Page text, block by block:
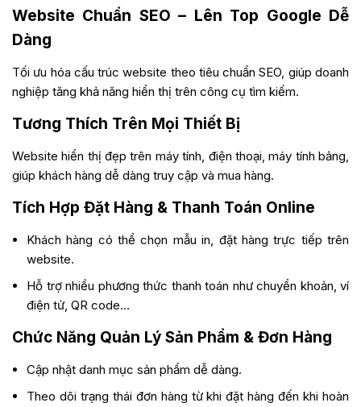
Website Chuẩn SEO – Lên Top Google Dễ
Dàng
Tối ưu hóa cấu trúc website theo tiêu chuẩn SEO, giúp doanh
nghiệp tăng khả năng hiển thị trên công cụ tìm kiếm.
Tương Thích Trên Mọi Thiết Bị
Website hiển thị đẹp trên máy tính, điện thoại, máy tính bảng,
giúp khách hàng dễ dàng truy cập và mua hàng.
Tích Hợp Đặt Hàng & Thanh Toán Online
Khách hàng có thể chọn mẫu in, đặt hàng trực tiếp trên
website.
Hỗ trợ nhiều phương thức thanh toán như chuyển khoản, ví
điện tử, QR code…
Chức Năng Quản Lý Sản Phẩm & Đơn Hàng
Cập nhật danh mục sản phẩm dễ dàng.
Theo dõi trạng thái đơn hàng từ khi đặt hàng đến khi hoàn